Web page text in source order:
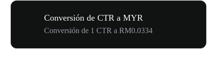
Conversión de CTR a MYR
Conversión de 1 CTR a RM0.0334